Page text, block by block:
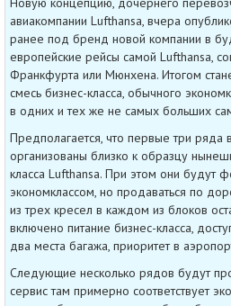
авиакомпании Lufthansa, вчера
ранее под бренд новой компании в
европейские рейсы самой Lufthansa,
Франкфурта или Мюнхена. Итогом
смесь бизнес-класса, обычного
в одних и тех же не самых больших
Предполагается, что первые три ряда
организованы близко к образцу
класса Lufthansa. При этом они будут
экономклассом, но продаваться по
из трех кресел в каждом из блоков
включено питание бизнес-класса,
два места багажа, приоритет в
Следующие несколько рядов будут
сервис там примерно соответствует